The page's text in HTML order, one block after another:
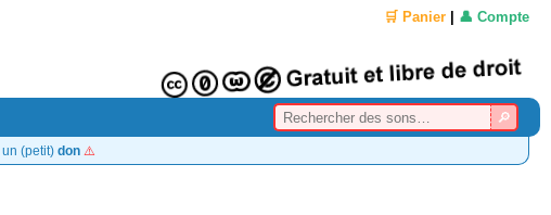
🛒 Panier 👤 Compte
un (petit) don ⚠️